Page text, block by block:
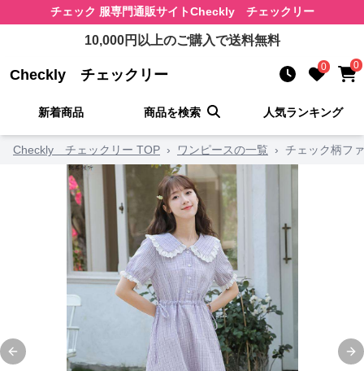
チェック 服専門通販サイトCheckly チェックリー
10,000円以上のご購入で送料無料
Checkly チェックリー 0 0
新着商品 商品を検索 人気ランキング
Checkly チェックリー TOP › ワンピースの一覧 › チェック柄フ
Previous slide